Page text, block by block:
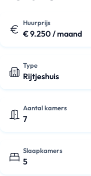
Huurprijs
€ 9.250 / maand
Type
Rijtjeshuis
Aantal kamers
7
Slaapkamers
5